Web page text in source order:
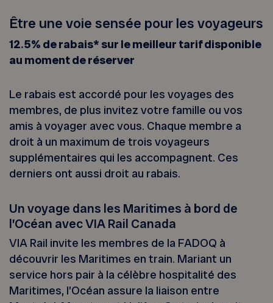
Être une voie sensée pour les voyageurs
12.5% de rabais* sur le meilleur tarif disponible
au moment de réserver
Le rabais est accordé pour les voyages des
membres, de plus invitez votre famille ou vos
amis à voyager avec vous. Chaque membre a
droit à un maximum de trois voyageurs
supplémentaires qui les accompagnent. Ces
derniers ont aussi droit au rabais.
Un voyage dans les Maritimes à bord de
l’Océan avec VIA Rail Canada
VIA Rail invite les membres de la FADOQ à
découvrir les Maritimes en train. Mariant un
service hors pair à la célèbre hospitalité des
Maritimes, l’Océan assure la liaison entre